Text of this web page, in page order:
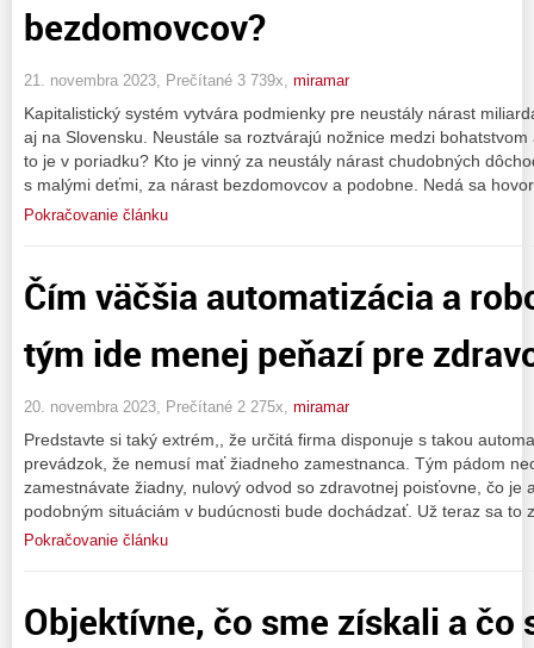
bezdomovcov?
21. novembra 2023, Prečítané 3 739x, miramar
Kapitalistický systém vytvára podmienky pre neustály nárast
aj na Slovensku. Neustále sa roztvárajú nožnice medzi
to je v poriadku? Kto je vinný za neustály nárast chudobných
s malými deťmi, za nárast bezdomovcov a podobne. Nedá sa
Pokračovanie článku
Čím väčšia automatizácia a
tým ide menej peňazí pre
20. novembra 2023, Prečítané 2 275x, miramar
Predstavte si taký extrém,, že určitá firma disponuje s takou
prevádzok, že nemusí mať žiadneho zamestnanca. Tým pádom
zamestnávate žiadny, nulový odvod so zdravotnej poisťovne, čo je
podobným situáciám v budúcnosti bude dochádzať. Už teraz sa to
Pokračovanie článku
Objektívne, čo sme získali a čo